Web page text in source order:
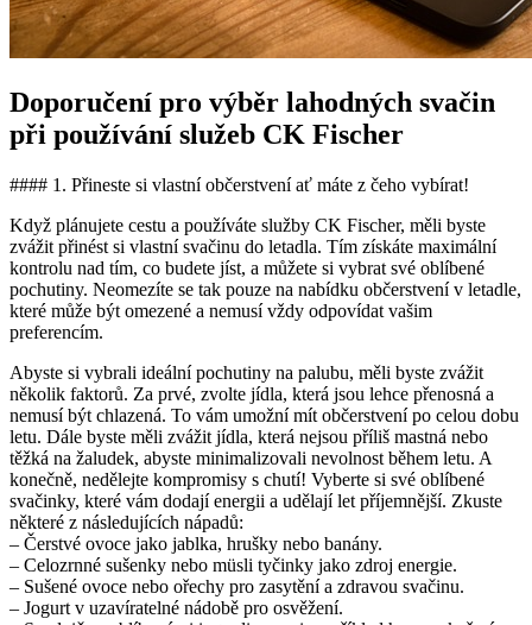
Doporučení pro výběr lahodných svačin
při používání služeb CK Fischer
#### 1. Přineste si vlastní občerstvení ať máte z čeho vybírat!
Když plánujete cestu a používáte služby CK Fischer, měli byste
zvážit přinést si vlastní svačinu do letadla. Tím získáte maximální
kontrolu nad tím, co budete jíst, a můžete si vybrat své oblíbené
pochutiny. Neomezíte se tak pouze na nabídku občerstvení v letadle,
které může být omezené a nemusí vždy odpovídat vašim
preferencím.
Abyste si vybrali ideální pochutiny na palubu, měli byste zvážit
několik faktorů. Za prvé, zvolte jídla, která jsou lehce přenosná a
nemusí být chlazená. To vám umožní mít občerstvení po celou dobu
letu. Dále byste měli zvážit jídla, která nejsou příliš mastná nebo
těžká na žaludek, abyste minimalizovali nevolnost během letu. A
konečně, nedělejte kompromisy s chutí! Vyberte si své oblíbené
svačinky, které vám dodají energii a udělají let příjemnější. Zkuste
některé z následujících nápadů:
– Čerstvé ovoce jako jablka, hrušky nebo banány.
– Celozrnné sušenky nebo müsli tyčinky jako zdroj energie.
– Sušené ovoce nebo ořechy pro zasytění a zdravou svačinu.
– Jogurt v uzavíratelné nádobě pro osvěžení.